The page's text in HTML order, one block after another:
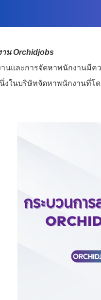
านOrchidjobs
นและการจัดหาพนักงานมี
งในบริษัทจัดหาพนักงานที่โ